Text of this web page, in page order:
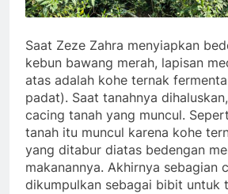
Saat Zeze Zahra menyiapkan
kebun bawang merah, lapisan
atas adalah kohe ternak
padat). Saat tanahnya
cacing tanah yang muncul.
tanah itu muncul karena kohe
yang ditabur diatas bedengan
makanannya. Akhirnya sebagian
dikumpulkan sebagai bibit untuk